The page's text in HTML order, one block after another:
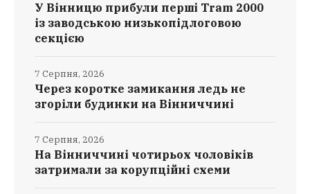
У Вінницю прибули перші Tram 2000
із заводською низькопідлоговою
секцією
Через коротке замикання ледь не
згоріли будинки на Вінниччині
7 Серпня, 2026
На Вінниччині чотирьох чоловіків
затримали за корупційні схеми
7 Серпня, 2026